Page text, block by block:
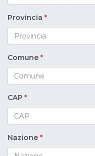
Provincia *
Comune *
CAP *
Nazione *